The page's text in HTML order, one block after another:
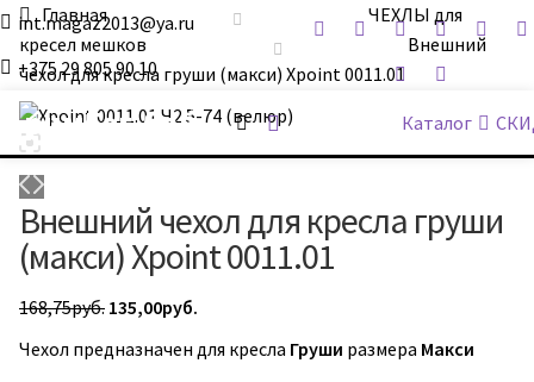
int.magaz2013@ya.ru
+375 29 805 90 10
ДримБэг.бай Каталог
Главная
ЧЕХЛЫ для
кресел мешков
Внешний
чехол для кресла груши (макси) Xpoint 0011.01
Внешний чехол для кресла груши
(макси) Xpoint 0011.01
168,75руб. Первоначальная
составляла
135,00руб.
135,00руб..
Чехол предназначен для кресла Груши размера Макси